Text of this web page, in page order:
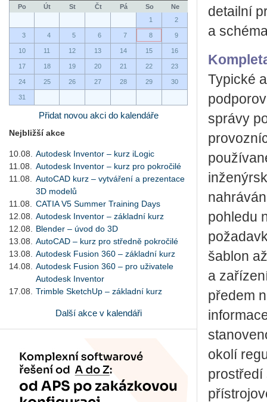
Po Út St Čt Pá So
Ne
1
2
3 4 5 6 7 8 9
10 11 12 13 14 15 16
17 18 19 20 21 22 23
24 25 26 27 28 29 30
31
Přidat novou akci do kalendáře
Nejbližší akce
10.08.
Autodesk Inventor – kurz iLogic
11.08.
Autodesk Inventor – kurz pro pokročilé
11.08.
AutoCAD kurz – vytváření a prezentace
3D modelů
11.08.
CATIA V5 Summer Training Days
12.08.
Autodesk Inventor – základní kurz
12.08.
Blender – úvod do 3D
13.08.
AutoCAD – kurz pro středně pokročilé
13.08.
Autodesk Fusion 360 – základní kurz
14.08.
Autodesk Fusion 360 – pro uživatele
Autodesk Inventor
17.08.
Trimble SketchUp – základní kurz
Další akce v kalendáři
detailní
a
Typické
správy
pohledu
šablon
a
předem
okolí
prostředí